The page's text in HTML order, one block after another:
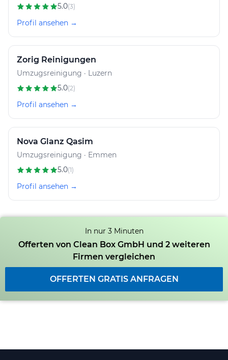
5.0(3)
Profil ansehen →
Zorig Reinigungen
Umzugsreinigung · Luzern
5.0(2)
Profil ansehen →
Nova Glanz Qasim
Umzugsreinigung · Emmen
5.0(1)
Profil ansehen →
In nur 3 Minuten
Offerten von Clean Box GmbH und 2 weiteren
Firmen vergleichen
OFFERTEN GRATIS ANFRAGEN